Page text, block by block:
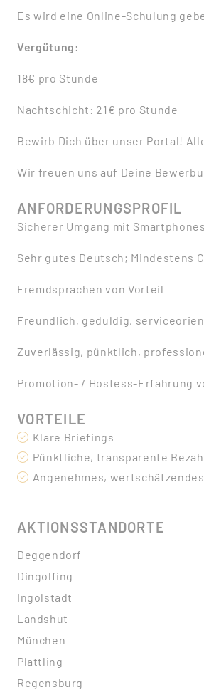
Es wird eine Online-Schulung
Vergütung:
18€ pro Stunde
Nachtschicht: 21€ pro Stunde
Bewirb Dich über unser Portal!
Wir freuen uns auf Deine
ANFORDERUNGSPROFIL
Sicherer Umgang mit Smartphones
Sehr gutes Deutsch; Mindestens
Fremdsprachen von Vorteil
Freundlich, geduldig,
Zuverlässig, pünktlich,
Promotion- / Hostess-Erfahrung
VORTEILE
Klare Briefings
Pünktliche, transparente
Angenehmes,
AKTIONSSTANDORTE
Deggendorf
Dingolfing
Ingolstadt
Landshut
München
Plattling
Regensburg